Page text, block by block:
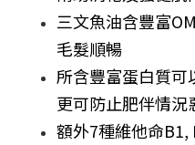
三文魚油含豐富
毛髮順暢
所含豐富蛋白質可
更可防止肥伴情況
額外7種維他命B1,